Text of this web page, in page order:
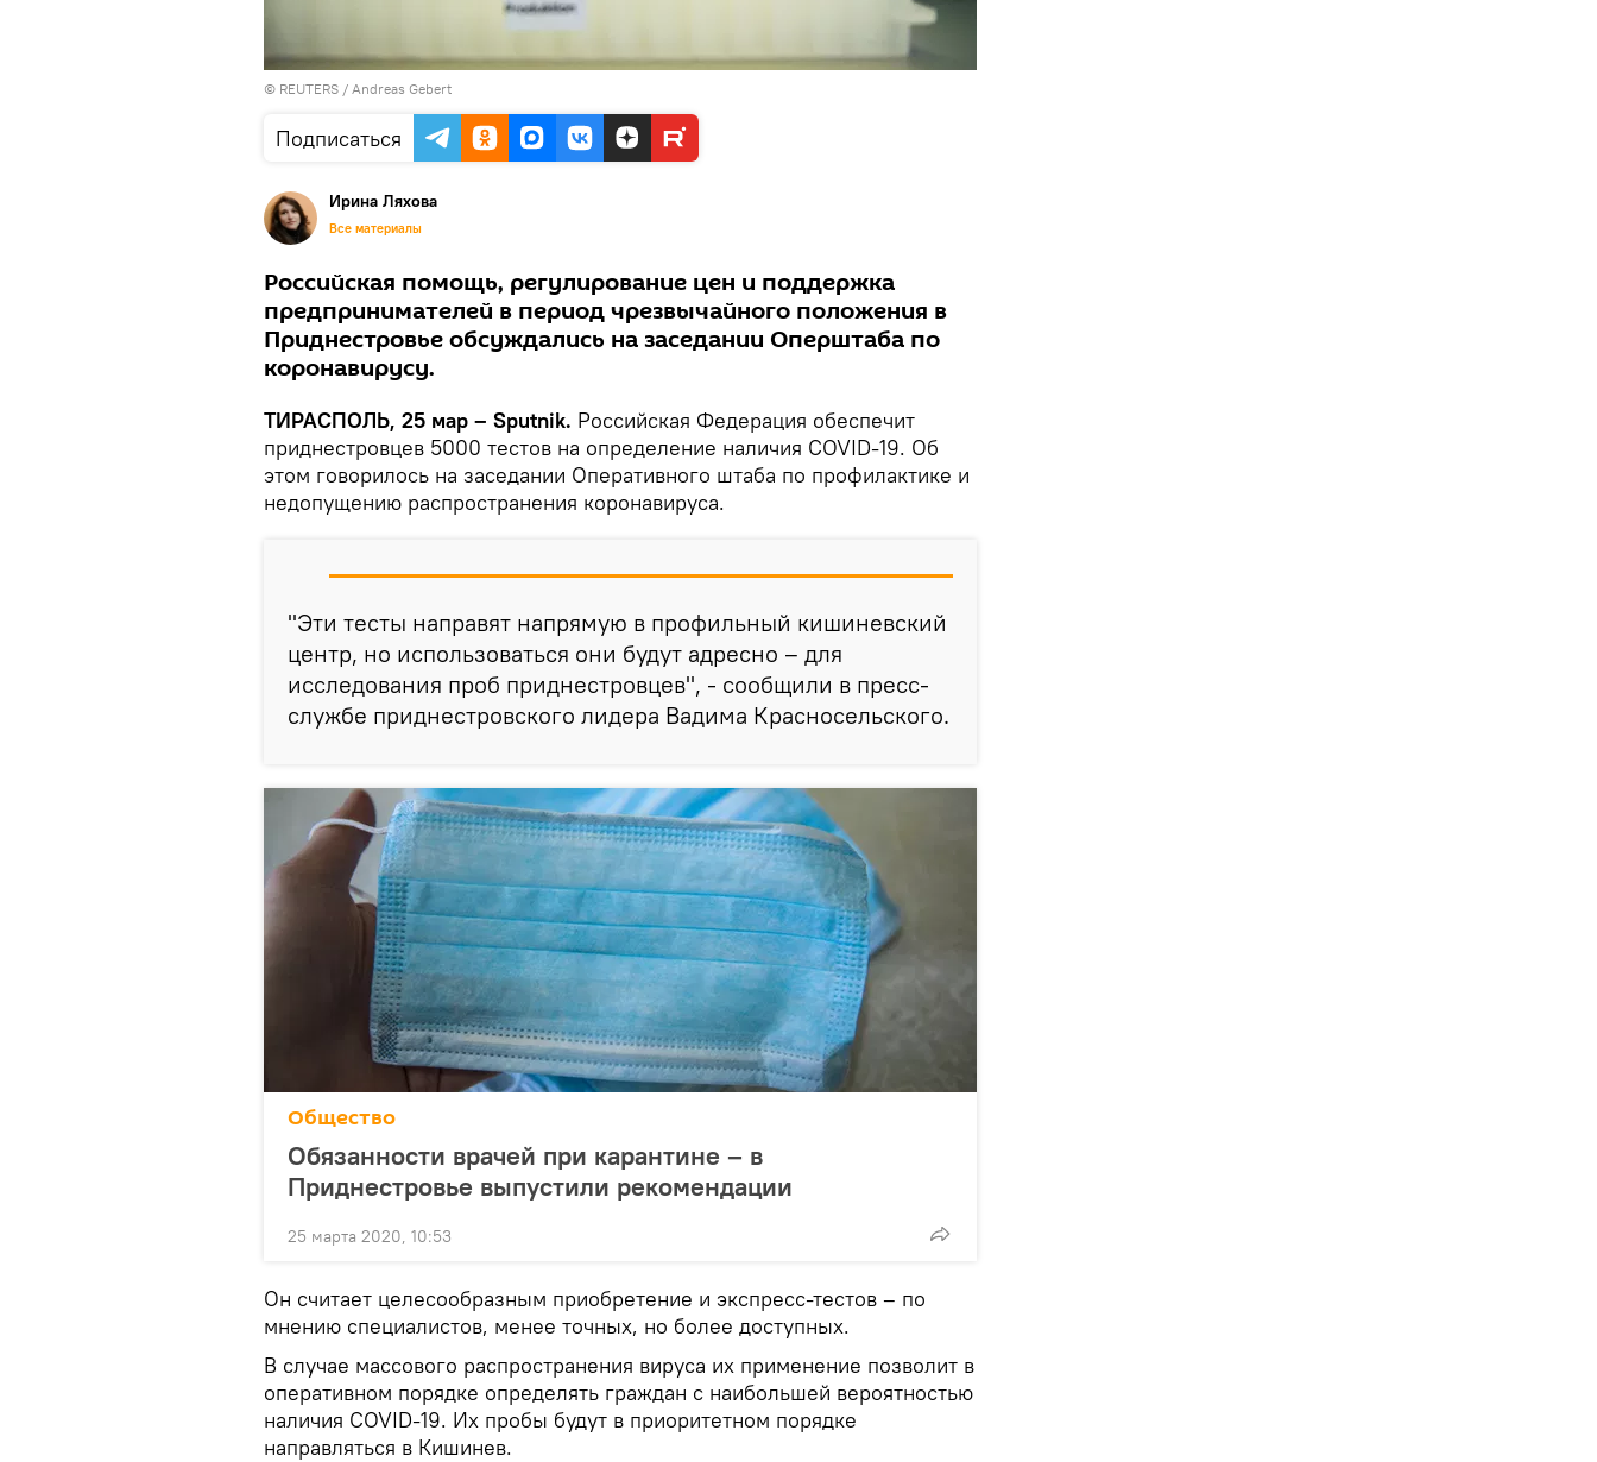
© REUTERS / Andreas Gebert
Подписаться
Ирина Ляхова
Все материалы
Российская помощь, регулирование цен и поддержка
предпринимателей в период чрезвычайного положения в
Приднестровье обсуждались на заседании Оперштаба по
коронавирусу.
ТИРАСПОЛЬ, 25 мар – Sputnik. Российская Федерация обеспечит
приднестровцев 5000 тестов на определение наличия COVID-19. Об
этом говорилось на заседании Оперативного штаба по профилактике и
недопущению распространения коронавируса.
"Эти тесты направят напрямую в профильный кишиневский
центр, но использоваться они будут адресно – для
исследования проб приднестровцев", - сообщили в пресс-
службе приднестровского лидера Вадима Красносельского.
Общество
Обязанности врачей при карантине – в
Приднестровье выпустили рекомендации
25 марта 2020, 10:53
Он считает целесообразным приобретение и экспресс-тестов – по
мнению специалистов, менее точных, но более доступных.
В случае массового распространения вируса их применение позволит в
оперативном порядке определять граждан с наибольшей вероятностью
наличия COVID-19. Их пробы будут в приоритетном порядке
направляться в Кишинев.